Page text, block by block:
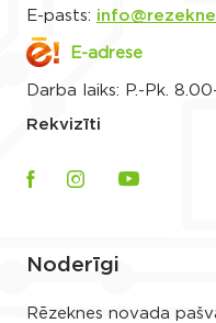
E-pasts:
E-adrese
Darba laiks: P.-Pk.
Rekvizīti
Noderīgi
Rēzeknes novada